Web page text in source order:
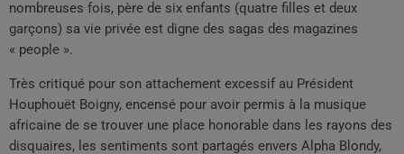
nombreuses fois, père de six enfants (quatre filles et deux
garçons) sa vie privée est digne des sagas des magazines
« people ».
Très critiqué pour son attachement excessif au Président
Houphouët Boigny, encensé pour avoir permis à la musique
africaine de se trouver une place honorable dans les rayons des
disquaires, les sentiments sont partagés envers Alpha Blondy,